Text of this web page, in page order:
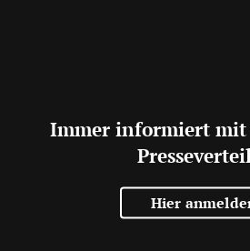
Immer informiert mit
Hier